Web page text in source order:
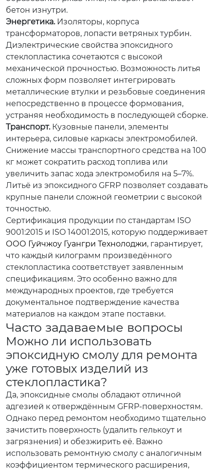
бетон изнутри.
Энергетика.Изоляторы, корпуса
трансформаторов, лопасти ветряных турбин.
Диэлектрические свойства эпоксидного
стеклопластика сочетаются с высокой
механической прочностью. Возможность литья
сложных форм позволяет интегрировать
металлические втулки и резьбовые соединения
непосредственно в процессе формования,
устраняя необходимость в последующей сборке.
Транспорт.Кузовные панели, элементы
интерьера, силовые каркасы электромобилей.
Снижение массы транспортного средства на 100
кг может сократить расход топлива или
увеличить запас хода электромобиля на 5–7%.
Литьё из эпоксидного GFRP позволяет создавать
крупные панели сложной геометрии с высокой
точностью.
Сертификация продукции по стандартам ISO
9001:2015 и ISO 14001:2015, которую поддерживает
ООО Гуйчжоу Гуангри Технолоджи, гарантирует,
что каждый килограмм произведённого
стеклопластика соответствует заявленным
спецификациям. Это особенно важно для
международных проектов, где требуется
документальное подтверждение качества
материалов на каждом этапе поставки.
Часто задаваемые вопросы
Можно ли использовать
эпоксидную смолу для ремонта
уже готовых изделий из
стеклопластика?
Да, эпоксидные смолы обладают отличной
адгезией к отверждённым GFRP-поверхностям.
Однако перед ремонтом необходимо тщательно
зачистить поверхность (удалить гелькоут и
загрязнения) и обезжирить её. Важно
использовать ремонтную смолу с аналогичным
коэффициентом термического расширения,